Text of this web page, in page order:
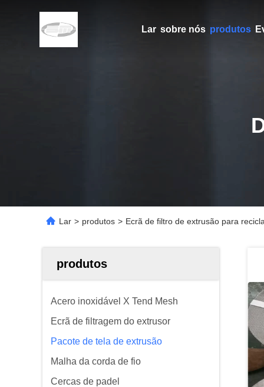
Lar sobre nós produtos
Lar > produtos > Ecrã de filtro de extrusão para
produtos
Acero inoxidável X Tend Mesh
Ecrã de filtragem do extrusor
Pacote de tela de extrusão
Malha da corda de fio
Cercas de padel